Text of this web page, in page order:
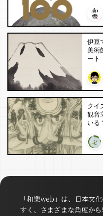
伊豆
美術
ート
クイ
観音
いる
「和樂web」は、日本文
すく、さまざまな角度から